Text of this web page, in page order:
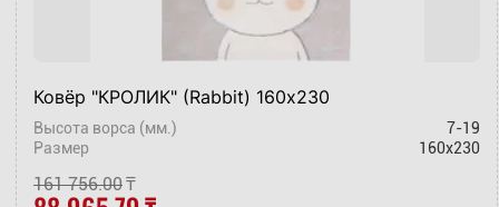
Ковёр "КРОЛИК" (Rabbit) 160х230
Высота ворса (мм.)
7-19
Размер
160x230
161 756.00₸